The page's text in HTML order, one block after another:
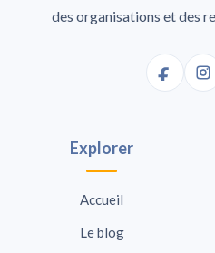
des organisations et des
Explorer
Accueil
Le blog